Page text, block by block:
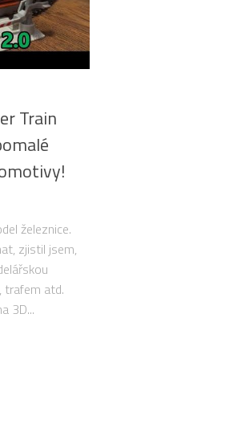
Train
železnice.
zjistil jsem,
trafem atd.
3D...